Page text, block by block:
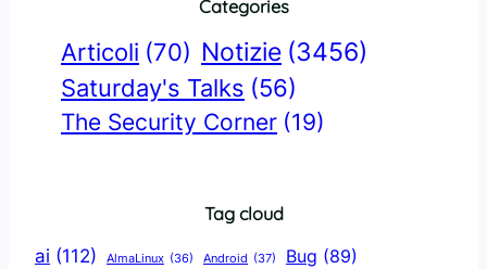
Categories
Articoli (70) Notizie (3456)
Saturday's Talks (56)
The Security Corner (19)
Tag cloud
ai (112) AlmaLinux (36) Android (37) Bug (89)